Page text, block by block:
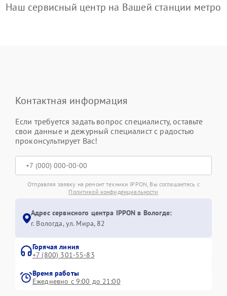
Наш сервисный центр на Вашей станции метро
Контактная информация
Если требуется задать вопрос специалисту, оставьте
свои данные и дежурный специалист с радостью
проконсультирует Вас!
Отправляя заявку на ремонт техники IPPON, Вы соглашаетесь с
Политикой конфиденциальности
Адрес сервисного центра IPPON в Вологде:
г. Вологда, ул. Мира, 82
Горячая линия
+7 (800) 301-55-83
Время работы
Ежедневно с 9:00 до 21:00